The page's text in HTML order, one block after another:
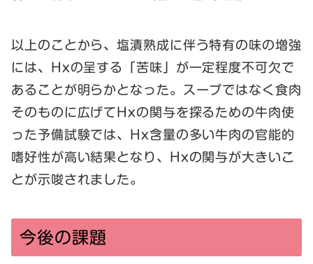
以上のことから、塩漬熟成に伴う特有の味の増強
には、Hxの呈する「苦味」が一定程度不可欠で
あることが明らかとなった。スープではなく食肉
そのものに広げてHxの関与を探るための牛肉使
った予備試験では、Hx含量の多い牛肉の官能的
嗜好性が高い結果となり、Hxの関与が大きいこ
とが示唆されました。
今後の課題